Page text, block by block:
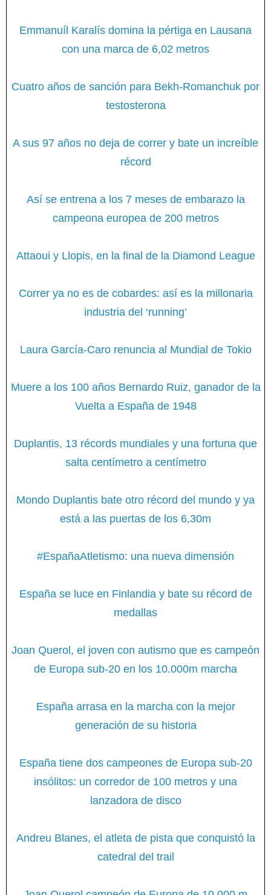
Emmanuíl Karalís domina la pértiga en Lausana
con una marca de 6,02 metros
Cuatro años de sanción para Bekh-Romanchuk por
testosterona
A sus 97 años no deja de correr y bate un increíble
récord
Así se entrena a los 7 meses de embarazo la
campeona europea de 200 metros
Attaoui y Llopis, en la final de la Diamond League
Correr ya no es de cobardes: así es la millonaria
industria del ‘running’
Laura García-Caro renuncia al Mundial de Tokio
Muere a los 100 años Bernardo Ruiz, ganador de la
Vuelta a España de 1948
Duplantis, 13 récords mundiales y una fortuna que
salta centímetro a centímetro
Mondo Duplantis bate otro récord del mundo y ya
está a las puertas de los 6,30m
#EspañaAtletismo: una nueva dimensión
España se luce en Finlandia y bate su récord de
medallas
Joan Querol, el joven con autismo que es campeón
de Europa sub-20 en los 10.000m marcha
España arrasa en la marcha con la mejor
generación de su historia
España tiene dos campeones de Europa sub-20
insólitos: un corredor de 100 metros y una
lanzadora de disco
Andreu Blanes, el atleta de pista que conquistó la
catedral del trail